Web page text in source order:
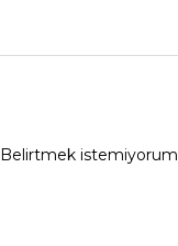
Belirtmek istemiyorum